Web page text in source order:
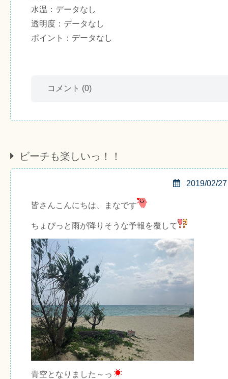
水温：データなし
透明度：データなし
ポイント：データなし
コメント (0)
ビーチも楽しいっ！！
2019/02/27
皆さんこんにちは、まなです
ちょぴっと雨が降りそうな予報を覆して
青空となりました～っ